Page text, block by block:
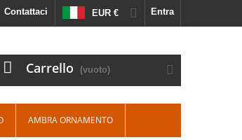
Entra
EUR €
Contattaci
Carrello (vuoto)
AMBRA ORNAMENTO